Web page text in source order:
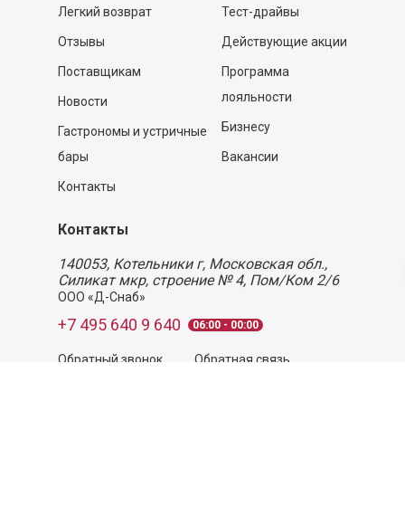
Легкий возврат
Отзывы
Поставщикам
Новости
Гастрономы и устричные
бары
Контакты
Тест-драйвы
Действующие акции
Программа
лояльности
Бизнесу
Вакансии
Контакты
140053, Котельники г, Московская обл.,
Силикат мкр, строение № 4, Пом/Ком 2/6
ООО «Д-Снаб»
+7 495 640 9 640 06:00 - 00:00
Обратный звонок Обратная связь